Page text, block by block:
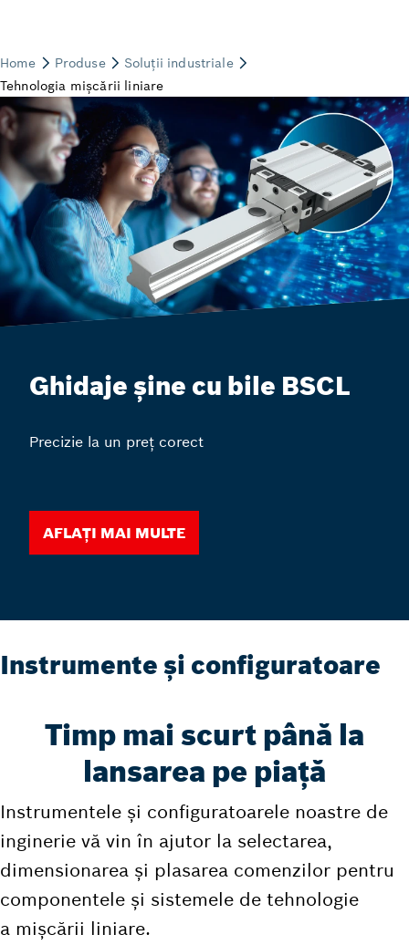
Ghidaje șine cu bile BSCL
Precizie la un preț corect
Aflați mai multe
Instrumente și configuratoare
Timp mai scurt până la
lansarea pe piață
Instrumentele și configuratoarele noastre de
inginerie vă vin în ajutor la selectarea,
dimensionarea și plasarea comenzilor pentru
componentele și sistemele de tehnologie
a mișcării liniare.